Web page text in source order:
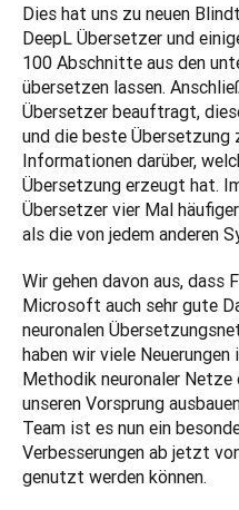
Dies hat uns zu neuen
DeepL Übersetzer und
100 Abschnitte aus den
übersetzen lassen.
Übersetzer beauftragt,
und die beste Übersetzung
Informationen darüber,
Übersetzung erzeugt hat.
Übersetzer vier Mal
als die von jedem anderen
Wir gehen davon aus, dass
Microsoft auch sehr gute
neuronalen
haben wir viele
Methodik neuronaler
unseren Vorsprung
Team ist es nun ein
Verbesserungen ab jetzt
genutzt werden können.